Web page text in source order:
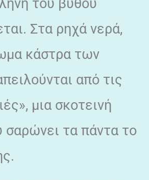
του βυθού
Στα ρηχά νερά,
κάστρα των
από τις
μια σκοτεινή
σαρώνει τα πάντα το